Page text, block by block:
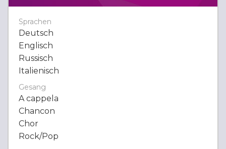
Sprachen
Deutsch
Englisch
Russisch
Italienisch
Gesang
A cappela
Chancon
Chor
Rock/Pop